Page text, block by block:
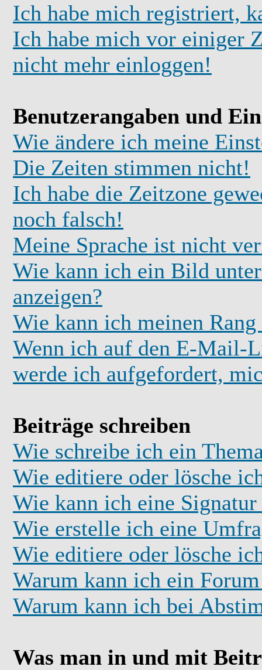
Ich habe mich registriert,
Ich habe mich vor einiger
nicht mehr einloggen!
Benutzerangaben und
Wie ändere ich meine
Die Zeiten stimmen nicht!
Ich habe die Zeitzone
noch falsch!
Meine Sprache ist nicht
Wie kann ich ein Bild
anzeigen?
Wie kann ich meinen Rang
Wenn ich auf den E-Mail-
werde ich aufgefordert,
Beiträge schreiben
Wie schreibe ich ein
Wie editiere oder lösche
Wie kann ich eine Signatur
Wie erstelle ich eine
Wie editiere oder lösche
Warum kann ich ein
Warum kann ich bei
Was man in und mit